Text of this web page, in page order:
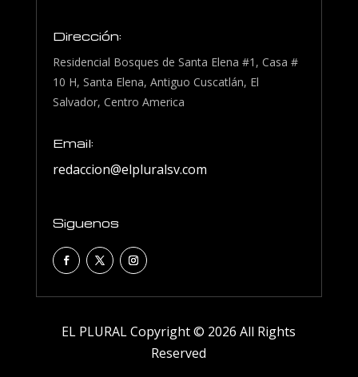
Dirección:
Residencial Bosques de Santa Elena #1, Casa #
10 H, Santa Elena, Antiguo Cuscatlán, El
Salvador, Centro America
Email:
redaccion@elpluralsv.com
Siguenos
EL PLURAL Copyright © 2026 All Rights
Reserved